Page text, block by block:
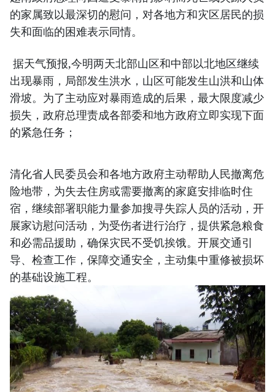
的家属致以最深切的慰问，对各地方和灾区居民的损
失和面临的困难表示同情。
据天气预报,今明两天北部山区和中部以北地区继续
出现暴雨，局部发生洪水，山区可能发生山洪和山体
滑坡。为了主动应对暴雨造成的后果，最大限度减少
损失，政府总理责成各部委和地方政府立即实现下面
的紧急任务；
清化省人民委员会和各地方政府主动帮助人民撤离危
险地带，为失去住房或需要撤离的家庭安排临时住
宿，继续部署职能力量参加搜寻失踪人员的活动，开
展家访慰问活动，为受伤者进行治疗，提供紧急粮食
和必需品援助，确保灾民不受饥挨饿。开展交通引
导、检查工作，保障交通安全，主动集中重修被损坏
的基础设施工程。